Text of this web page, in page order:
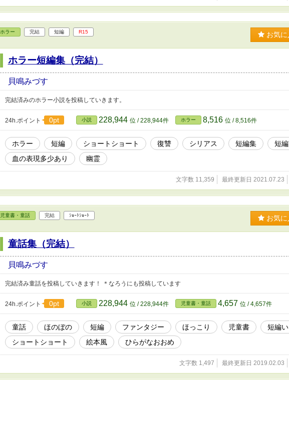
ホラー 完結 短編 R15 お気
ホラー短編集（完結）
貝鳴みづす
完結済みのホラー小説を投稿していきます。
24h.ポイント 0pt 小説 228,944 位 / 228,944件 ホラー 8,516 位 / 8,516件
ホラー 短編 ショートショート 復讐 シリアス 短編集 短
血の表現多少あり
幽霊
文字数 11,359 最終更新日 2021.07.23
児童書・童話 完結 ｼｮｰﾄｼｮｰﾄ お気
童話集（完結）
貝鳴みづす
完結済み童話を投稿していきます！ ＊なろうにも投稿しています
24h.ポイント 0pt 小説 228,944 位 / 228,944件 児童書・童話 4,657 位 / 4,657件
童話 ほのぼの 短編 ファンタジー ほっこり 児童書
短編
ショートショート
絵本風 ひらがなおおめ
文字数 1,497 最終更新日 2019.02.03